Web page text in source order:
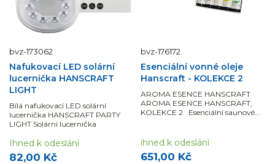
bvz-173062
Nafukovací LED solární
lucernička HANSCRAFT
LIGHT
Bílá nafukovací LED solární
lucernička HANSCRAFT PARTY
LIGHT Solární lucernička
82,00 Kč
Ihned k odeslání
bvz-176172
Esenciální vonné oleje
Hanscraft - KOLEKCE 2
AROMA ESENCE HANSCRAFT
AROMA ESENCE HANSCRAFT,
KOLEKCE 2 Esenciální saunové
651,00 Kč
ihned k odeslání